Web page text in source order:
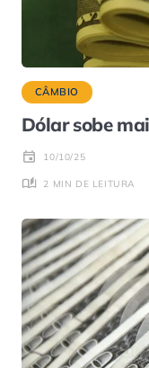
CÂMBIO
Dólar sobe
10/10/25
2 MIN DE LEITURA